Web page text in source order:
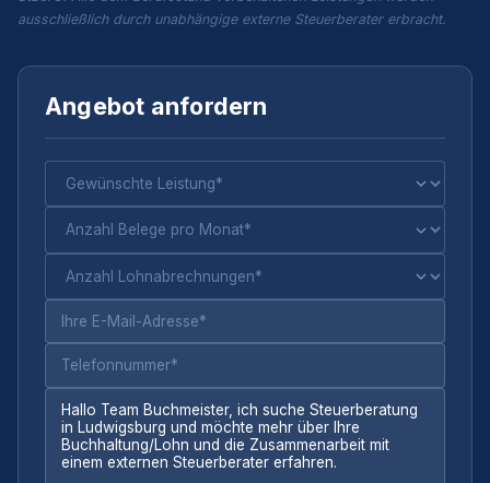
ausschließlich durch unabhängige externe Steuerberater erbracht.
Angebot anfordern